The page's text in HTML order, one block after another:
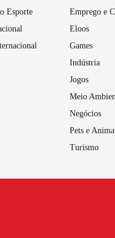
Esporte
Emprego e
Eloos
Games
Indústria
Jogos
Meio
Negócios
Pets e
Turismo